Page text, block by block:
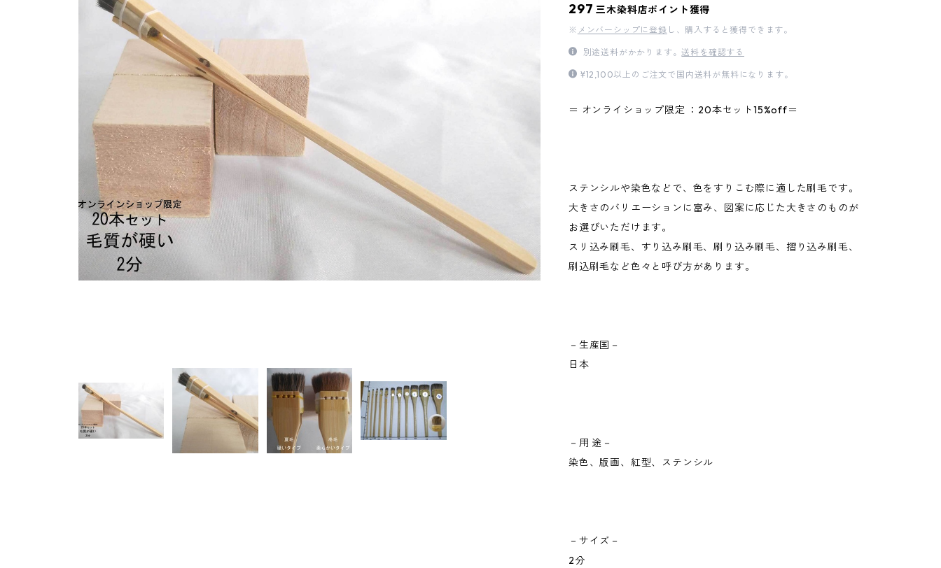
297 三木染料店ポイント獲得
※ メンバーシップに登録 し、購入すると獲得できます。
別途送料がかかります。送料を確認する
¥12,100以上のご注文で国内送料が無料になります。
＝ オンライショップ限定 ：20本セット15%off＝
ステンシルや染色などで、色をすりこむ際に適した刷毛です。
大きさのバリエーションに富み、図案に応じた大きさのものが
お選びいただけます。
スリ込み刷毛、すり込み刷毛、刷り込み刷毛、摺り込み刷毛、
刷込刷毛など色々と呼び方があります。
－生産国－
日本
－用 途－
染色、版画、紅型、ステンシル
－サイズ－
2分